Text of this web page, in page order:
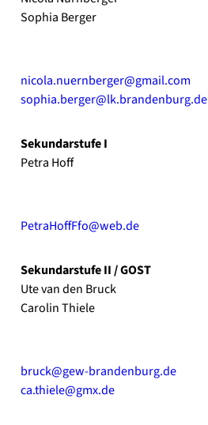
Sophia Ber­ger
nicola.nuernberger@gmail.com
sophia.berger@lk.brandenburg.de
Sekun­dar­stu­fe I
Petra Hoff
PetraHoffFfo@web.de
Sekun­dar­stu­fe II / GOST
Ute van den Bruck
Caro­lin Thie­le
bruck@gew-brandenburg.de
ca.thiele@gmx.de